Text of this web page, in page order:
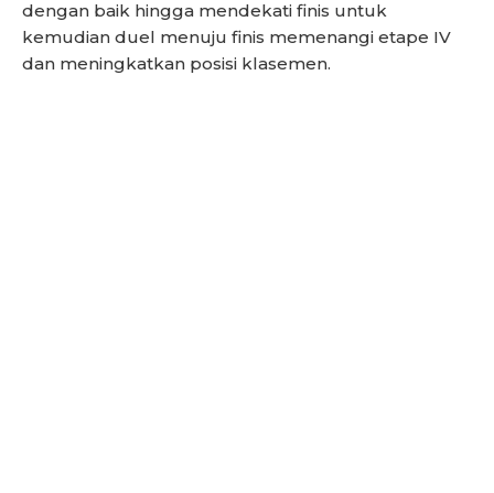
dengan baik hingga mendekati finis untuk
kemudian duel menuju finis memenangi etape IV
dan meningkatkan posisi klasemen.